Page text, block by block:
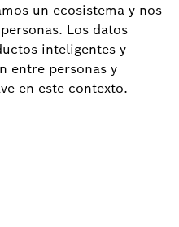
un ecosistema y nos
Los datos
inteligentes y
entre personas y
en este contexto.